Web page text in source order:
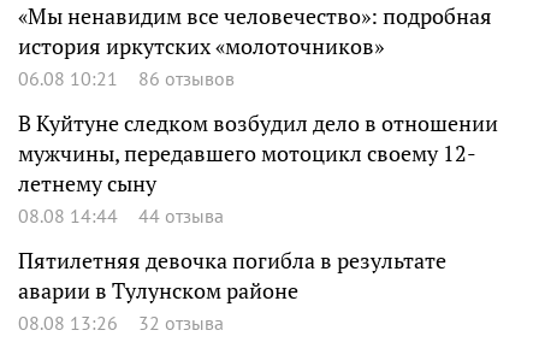
«Мы ненавидим все человечество»: подробная
история иркутских «молоточников»
06.08 10:21 86 отзывов
В Куйтуне следком возбудил дело в отношении
мужчины, передавшего мотоцикл своему 12-
летнему сыну
08.08 14:44 44 отзыва
Пятилетняя девочка погибла в результате
аварии в Тулунском районе
08.08 13:26 32 отзыва